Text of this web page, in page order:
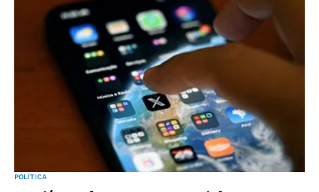
POLÍTICA